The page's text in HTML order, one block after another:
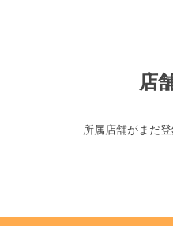
店
所属店舗がまだ登